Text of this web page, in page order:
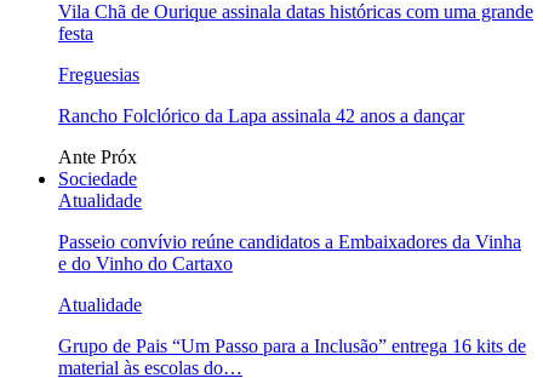
Vila Chã de Ourique assinala datas históricas com uma grande
festa
Freguesias
Rancho Folclórico da Lapa assinala 42 anos a dançar
Ante Próx
Sociedade
Atualidade
Passeio convívio reúne candidatos a Embaixadores da Vinha
e do Vinho do Cartaxo
Atualidade
Grupo de Pais “Um Passo para a Inclusão” entrega 16 kits de
material às escolas do…